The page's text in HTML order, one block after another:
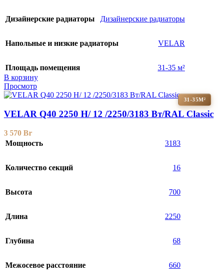
Дизайнерские радиаторы Дизайнерские радиаторы
Напольные и низкие радиаторы VELAR
Площадь помещения
31-35 м²
В корзину
Просмотр
31-35М²
VELAR Q40 2250 H/ 12 /2250/3183 Вт/RAL Classic
3 570 Br
Мощность
3183
Количество секций 16
Высота 700
Длина 2250
Глубина 68
Межосевое расстояние 660